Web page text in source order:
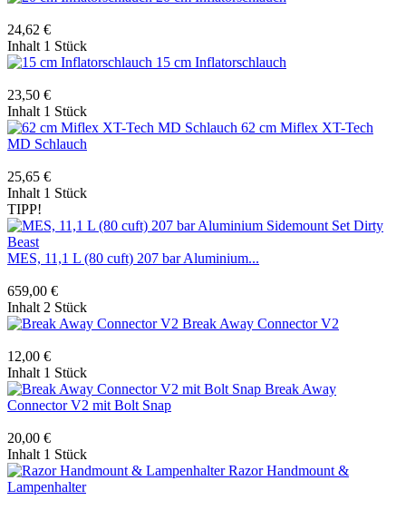
24,62 €
Inhalt 1 Stück
15 cm Inflatorschlauch
23,50 €
Inhalt 1 Stück
62 cm Miflex XT-Tech
MD Schlauch
25,65 €
Inhalt 1 Stück
TIPP!
MES, 11,1 L (80 cuft) 207 bar Aluminium...
659,00 €
Inhalt 2 Stück
Break Away Connector V2
12,00 €
Inhalt 1 Stück
Break Away
Connector V2 mit Bolt Snap
20,00 €
Inhalt 1 Stück
Razor Handmount &
Lampenhalter